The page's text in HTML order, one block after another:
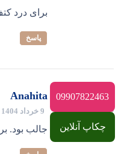
برای درد
پاسخ
Anahita
9 خرداد 1404
جالب بود.
09907822463
چکاپ آنلاین